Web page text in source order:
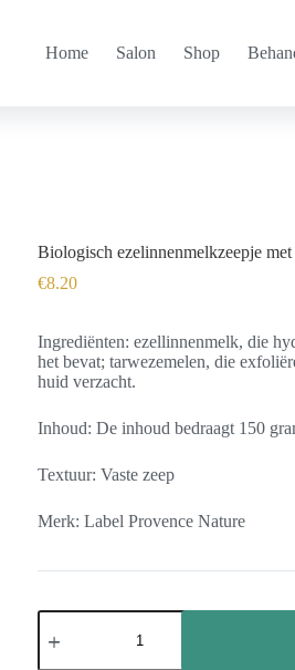
Home Salon Shop
Biologisch ezelinnenmelkzeepje
€8.20
Ingrediënten: ezellinnenmelk, die
het bevat; tarwezemelen, die
huid verzacht.
Inhoud: De inhoud bedraagt ​​150
Textuur: Vaste zeep
Merk: Label Provence Nature